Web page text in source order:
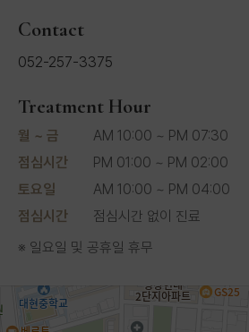
Contact
052-257-3375
Treatment Hour
월 ~ 금
AM 10:00 ~ PM 07:30
점심시간
PM 01:00 ~ PM 02:00
토요일
AM 10:00 ~ PM 04:00
점심시간
점심시간 없이 진료
※ 일요일 및 공휴일 휴무